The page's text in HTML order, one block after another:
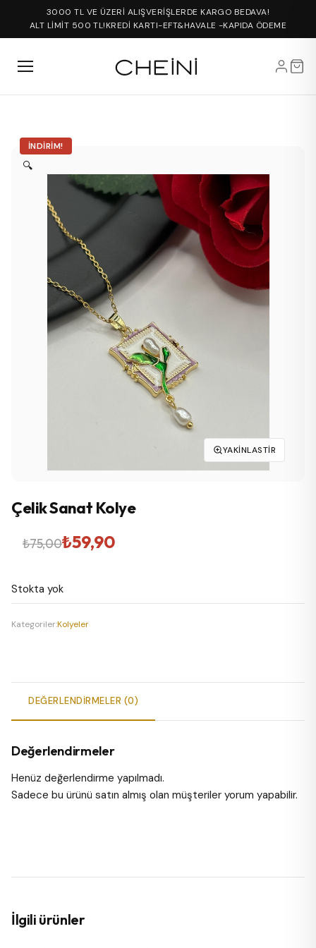
3000 TL VE ÜZERİ ALIŞVERİŞLERDE KARGO BEDAVA!
ALT LİMİT 500 TL!KREDİ KARTI-EFT&HAVALE -KAPIDA ÖDEME
İNDIRIM!
🔍
YAKINLASTIR
Çelik Sanat Kolye
₺75,00
Orijinal
₺75,00.
₺59,90
Şu
fiyat:
₺59,90.
Stokta yok
Kategoriler:Kolyeler
DEĞERLENDIRMELER (0)
Değerlendirmeler
Henüz değerlendirme yapılmadı.
Sadece bu ürünü satın almış olan müşteriler yorum yapabilir.
İlgili ürünler